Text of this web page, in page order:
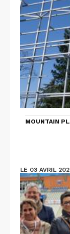
MOUNTAIN
LE 03 AVRIL